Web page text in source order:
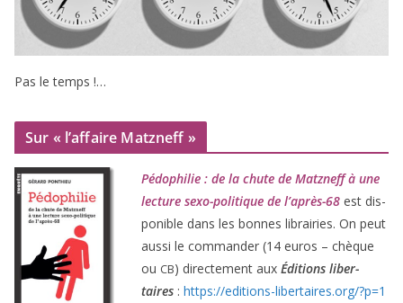
Pas le temps !…
Sur « l’affaire Matzneff »
Pédophilie : de la chute de Matzneff à une
lec­ture sexo-poli­tique de l’après-68 est dis­
po­nible dans les bonnes librai­ries. On peut
aus­si le com­man­der (14 euros – chèque
ou CB) direc­te­ment aux Éditions liber­
taires : https://​edi​tions​-liber​taires​.org/​?​p​=​1